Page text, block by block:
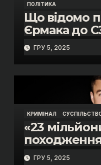
ПОЛІТИКА
Що відомо
Єрмака до
ГРУ 5, 2025
КРИМІНАЛ
«23
розкішне
ГРУ 5, 2025